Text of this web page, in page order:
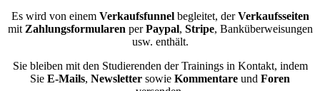
Es wird von einem Verkaufsfunnelbegleitet, derVerkaufsseiten
mitZahlungsformularenperPaypal, Stripe, Banküberweisungen
usw. enthält.
Sie bleiben mit den Studierenden der Trainings in Kontakt, indem
Sie E-Mails, Newsletter sowie Kommentare und Foren